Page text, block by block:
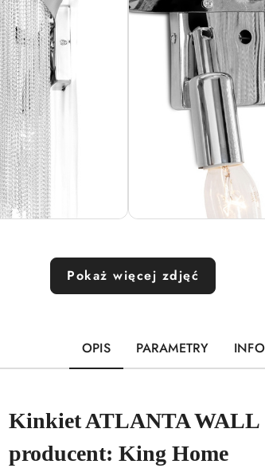
Pokaż więcej zdjęć
OPIS PARAMETRY
Kinkiet ATLANTA WALL
producent: King Home